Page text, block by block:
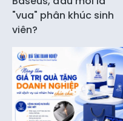
"vua" phân khúc sinh
viên?